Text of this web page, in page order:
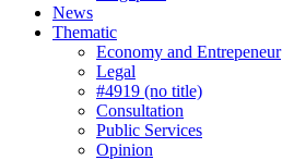
News
Thematic
Economy and Entrepeneur
Legal
#4919 (no title)
Consultation
Public Services
Opinion